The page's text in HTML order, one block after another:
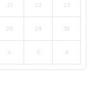
21 22 23
28 29 30
4 5 6